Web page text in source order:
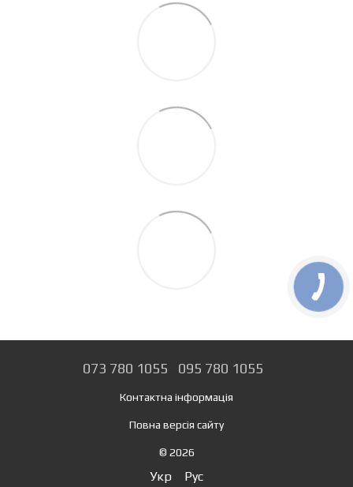
073 780 1055 095 780 1055
Контактна інформація
Повна версія сайту
© 2026
Укр Рус